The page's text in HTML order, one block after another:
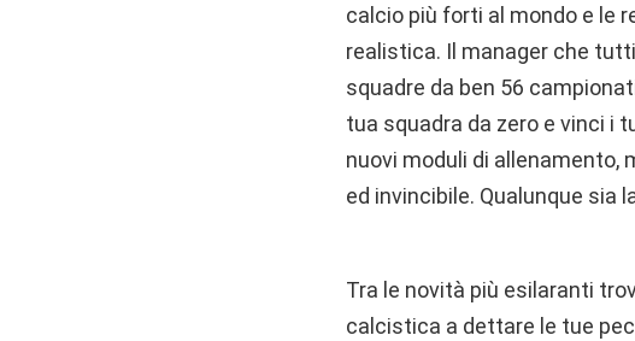
calcio più forti al mondo e le
realistica. Il manager che
squadre da ben 56
tua squadra da zero e vinci i
nuovi moduli di
ed invincibile. Qualunque sia
Tra le novità più esilaranti
calcistica a dettare le tue